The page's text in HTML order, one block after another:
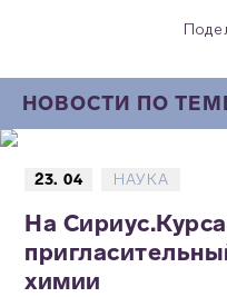
НОВОСТИ ПО
23. 04 НАУКА
На
химии